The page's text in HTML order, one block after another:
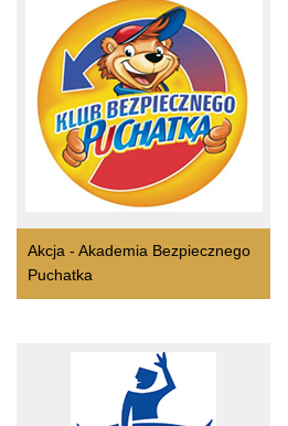
Akcja - Akademia Bezpiecznego
Puchatka